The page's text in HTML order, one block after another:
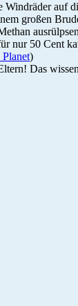
Windräder auf
großen
nur 50 Cent
)
Das